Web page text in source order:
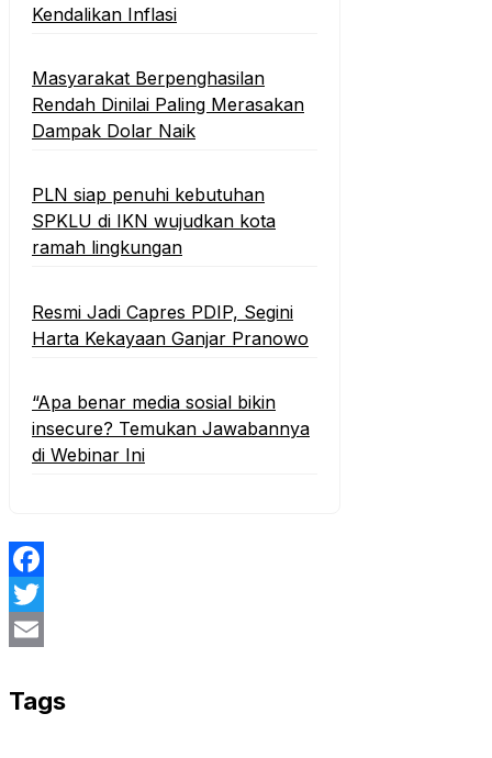
Kendalikan Inflasi
Masyarakat Berpenghasilan
Rendah Dinilai Paling Merasakan
Dampak Dolar Naik
PLN siap penuhi kebutuhan
SPKLU di IKN wujudkan kota
ramah lingkungan
Resmi Jadi Capres PDIP, Segini
Harta Kekayaan Ganjar Pranowo
“Apa benar media sosial bikin
insecure? Temukan Jawabannya
di Webinar Ini
Facebook
Twitter
Tags